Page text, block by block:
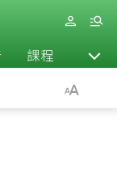
課程 退休